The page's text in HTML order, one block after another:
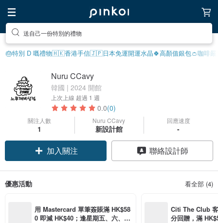
送自己一份特別的禮物
🎂特別 D 嘅禮物🇭🇰香港手信🇯🇵日本免運開運水晶🍀高顏值銀包👛咖啡嚴
Nuru CCavy
韓國 | 2024 開館
上次上線 超過 1 週
0.0(0)
關注人數
1
Nuru CCavy
新設計館
回應速度
-
加入關注 聯絡設計師
優惠活動 看全部 (4)
用 Mastercard 單筆簽賬滿 HK$58
0 即減 HK$40；逢星期五、六、日
Citi The Club
分回贈，滿